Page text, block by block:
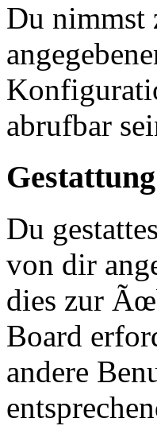
Du nimmst
abrufbar
Du
von dir
dies zur
Board
andere